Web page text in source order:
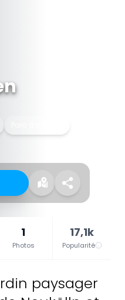
1
Photos
17,1k
Popularité
paysager